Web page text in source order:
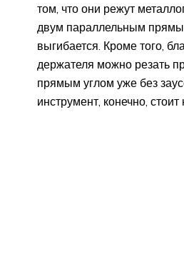
том, что они режут
двум параллельным
выгибается. Кроме того,
держателя можно резать
прямым углом уже без
инструмент, конечно,